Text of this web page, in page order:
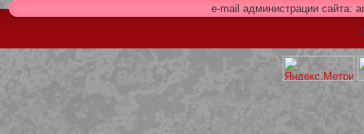
e-mail администрации сайта: